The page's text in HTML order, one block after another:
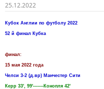
25.12.2022
Кубок Англии по футболу 2022
52 й финал Кубка
финал:
15 мая 2022 года
Челси 3-2 (д.вр) Манчестер Сити
Керр 33', 99'-------Конопля 42'